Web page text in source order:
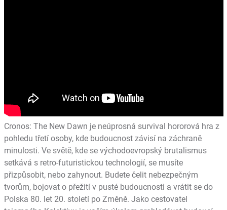
Cronos: The New Dawn je neúprosná survival hororová hra z
pohledu třetí osoby, kde budoucnost závisí na záchraně
minulosti. Ve světě, kde se východoevropský brutalismus
setkává s retro-futuristickou technologií, se musíte
přizpůsobit, nebo zahynout. Budete čelit nebezpečným
tvorům, bojovat o přežití v pusté budoucnosti a vrátit se do
Polska 80. let 20. století po Změně. Jako cestovatel